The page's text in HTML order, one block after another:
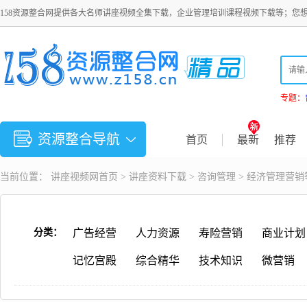
158资源整合网提供各大名师讲座视频全集下载，企业管理培训课程视频下载等；您
专题：
资源整合导航 首页 最新 推荐
当前位置： 讲座视频 网首页 > 讲座资料下载 > 咨询管理 > 经济管理营
分类： 广告经营 人力资源 寿险营销 商业计划
记忆宫殿 综合精华 技术知识 微营销